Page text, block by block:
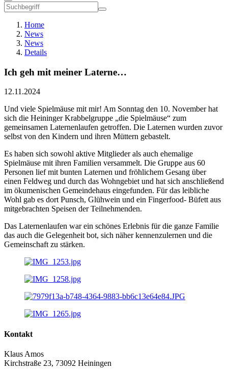
Home
News
News
Details
Ich geh mit meiner Laterne…
12.11.2024
Und viele Spielmäuse mit mir! Am Sonntag den 10. November hat
sich die Heininger Krabbelgruppe „die Spielmäuse“ zum
gemeinsamen Laternenlaufen getroffen. Die Laternen wurden zuvor
selbst von den Kindern und ihren Müttern gebastelt.
Es haben sich sowohl aktive Mitglieder als auch ehemalige
Spielmäuse mit ihren Familien versammelt. Die Gruppe aus 60
Personen lief mit bunten Laternen und fröhlichem Gesang über
einen Feldweg und durch das Wohngebiet und hat sich anschließend
im ökumenischen Gemeindehaus eingefunden. Für das leibliche
Wohl gab es dort Punsch, Glühwein und ein Fingerfood- Büfett aus
mitgebrachten Speisen der Teilnehmenden.
Das Laternenlaufen war ein schönes Erlebnis für die ganze Familie
das auch die Gelegenheit bot, sich näher kennenzulernen und die
Gemeinschaft zu stärken.
Kontakt
Klaus Amos
Kirchstraße 23, 73092 Heiningen